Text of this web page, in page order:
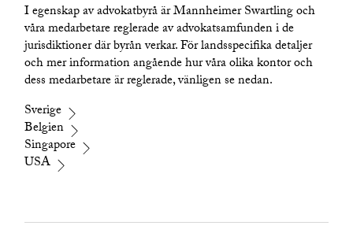
I egenskap av advokatbyrå är Mannheimer Swartling och
våra medarbetare reglerade av advokatsamfunden i de
jurisdiktioner där byrån verkar. För landsspecifika detaljer
och mer information angående hur våra olika kontor och
dess medarbetare är reglerade, vänligen se nedan.
Sverige
Belgien
Singapore
USA